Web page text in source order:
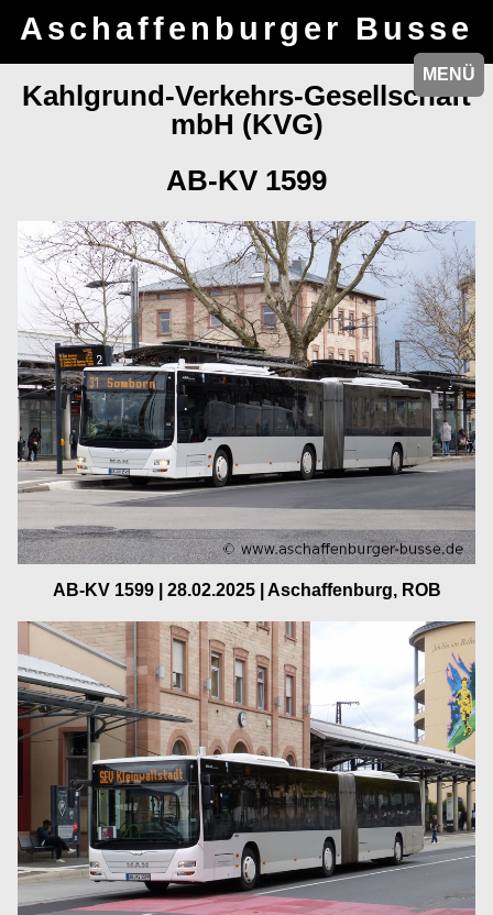
Aschaffenburger Busse
MENÜ
MENÜ
Kahlgrund-Verkehrs-Gesellschaft
mbH (KVG)
AB-KV 1599
AB-KV 1599 | 28.02.2025 | Aschaffenburg, ROB